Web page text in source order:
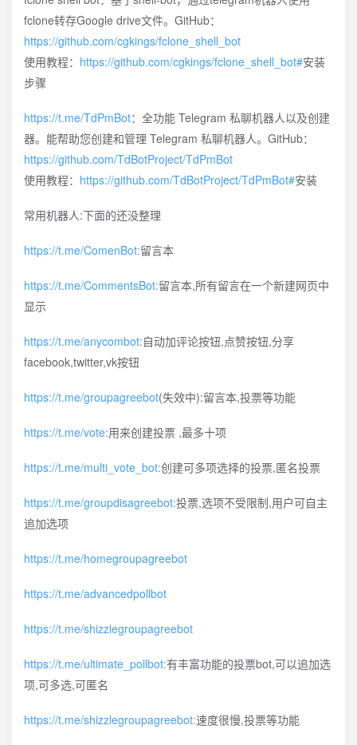
fclone转存Google drive文件。GitHub：
https://github.com/cgkings/fclone_shell_bot
使用教程： https://github.com/cgkings/fclone_shell_bot#安装
步骤
https://t.me/TdPmBot：全功能 Telegram 私聊机器人以及创建
器。能帮助您创建和管理 Telegram 私聊机器人。GitHub：
https://github.com/TdBotProject/TdPmBot
使用教程： https://github.com/TdBotProject/TdPmBot#安装
常用机器人:下面的还没整理
https://t.me/ComenBot:留言本
https://t.me/CommentsBot:留言本,所有留言在一个新建网页中
显示
https://t.me/anycombot:自动加评论按钮,点赞按钮,分享
facebook,twitter,vk按钮
https://t.me/groupagreebot(失效中):留言本,投票等功能
https://t.me/vote:用来创建投票 ,最多十项
https://t.me/multi_vote_bot:创建可多项选择的投票,匿名投票
https://t.me/groupdisagreebot:投票,选项不受限制,用户可自主
追加选项
https://t.me/homegroupagreebot
https://t.me/advancedpollbot
https://t.me/shizzlegroupagreebot
https://t.me/ultimate_pollbot:有丰富功能的投票bot,可以追加选
项,可多选,可匿名
https://t.me/shizzlegroupagreebot:速度很慢,投票等功能